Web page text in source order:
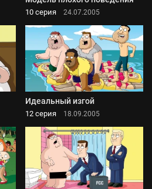
10 серия 24.07.2005
Идеальный изгой
12 серия 18.09.2005